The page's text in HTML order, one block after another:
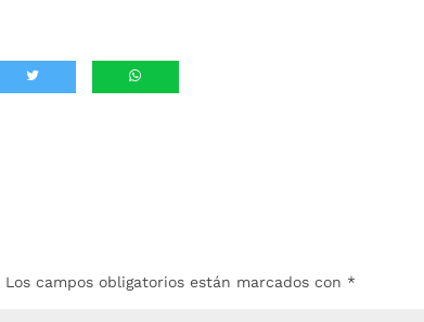
Los campos obligatorios están marcados con *